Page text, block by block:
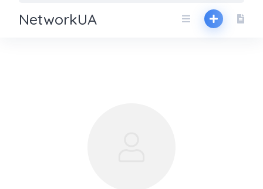
NetworkUA